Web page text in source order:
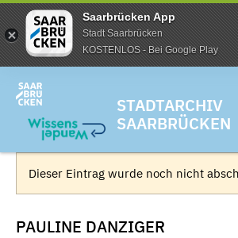
Saarbrücken App
Stadt Saarbrücken
KOSTENLOS - Bei Google Play
STADTARCHIV
SAARBRÜCKEN
Dieser Eintrag wurde noch nicht
PAULINE DANZIGER